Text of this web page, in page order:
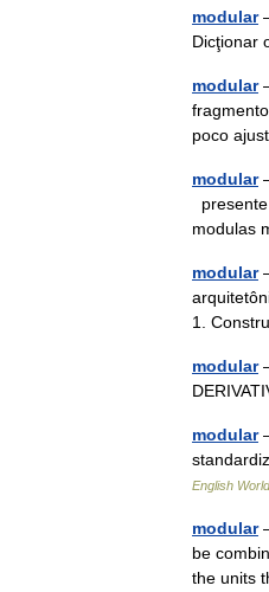
modular
Dicţionar
modular
poco
modular
modulas
modular
1.
modular
modular
English
modular
be
the units